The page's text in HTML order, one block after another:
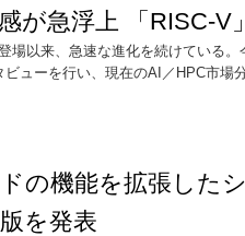
が急浮上 「RISC-V
場以来、急速な進化を続けている
ューを行い、現在のAI／HPC市場
の機能を拡張した
を発表